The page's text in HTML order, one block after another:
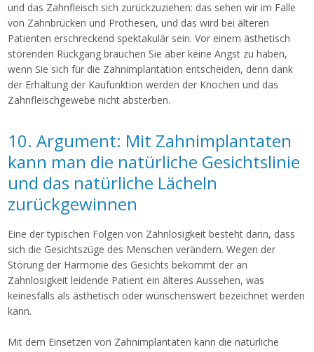
und das Zahnfleisch sich zurückzuziehen: das sehen wir im Falle
von Zahnbrücken und Prothesen, und das wird bei älteren
Patienten erschreckend spektakulär sein. Vor einem ästhetisch
störenden Rückgang brauchen Sie aber keine Angst zu haben,
wenn Sie sich für die Zahnimplantation entscheiden, denn dank
der Erhaltung der Kaufunktion werden der Knochen und das
Zahnfleischgewebe nicht absterben.
10. Argument: Mit Zahnimplantaten
kann man die natürliche Gesichtslinie
und das natürliche Lächeln
zurückgewinnen
Eine der typischen Folgen von Zahnlosigkeit besteht darin, dass
sich die Gesichtszüge des Menschen verändern. Wegen der
Störung der Harmonie des Gesichts bekommt der an
Zahnlosigkeit leidende Patient ein älteres Aussehen, was
keinesfalls als ästhetisch oder wünschenswert bezeichnet werden
kann.
Mit dem Einsetzen von Zahnimplantaten kann die natürliche